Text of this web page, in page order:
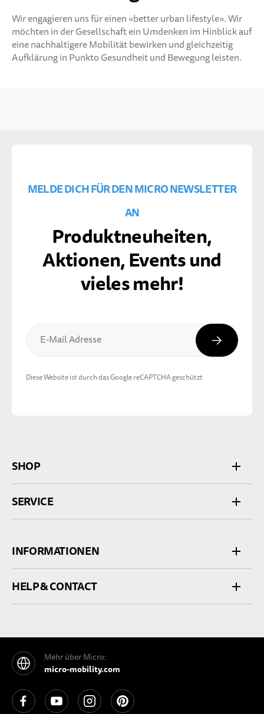
Wir engagieren uns für einen «better urban lifestyle». Wir
möchten in der Gesellschaft ein Umdenken im Hinblick auf
eine nachhaltigere Mobilität bewirken und gleichzeitig
Aufklärung in Punkto Gesundheit und Bewegung leisten.
E-Mail Adresse
Diese Website ist durch das Google reCAPTCHA geschützt
MELDE DICH FÜR DEN MICRO NEWSLETTER
AN
Produktneuheiten,
Aktionen, Events und
vieles mehr!
SHOP
SERVICE
INFORMATIONEN
HELP & CONTACT
Mehr über Micro:
micro-mobility.com
See our Facebook
See our YouTube channel
See our Instagram
See our Pinterest